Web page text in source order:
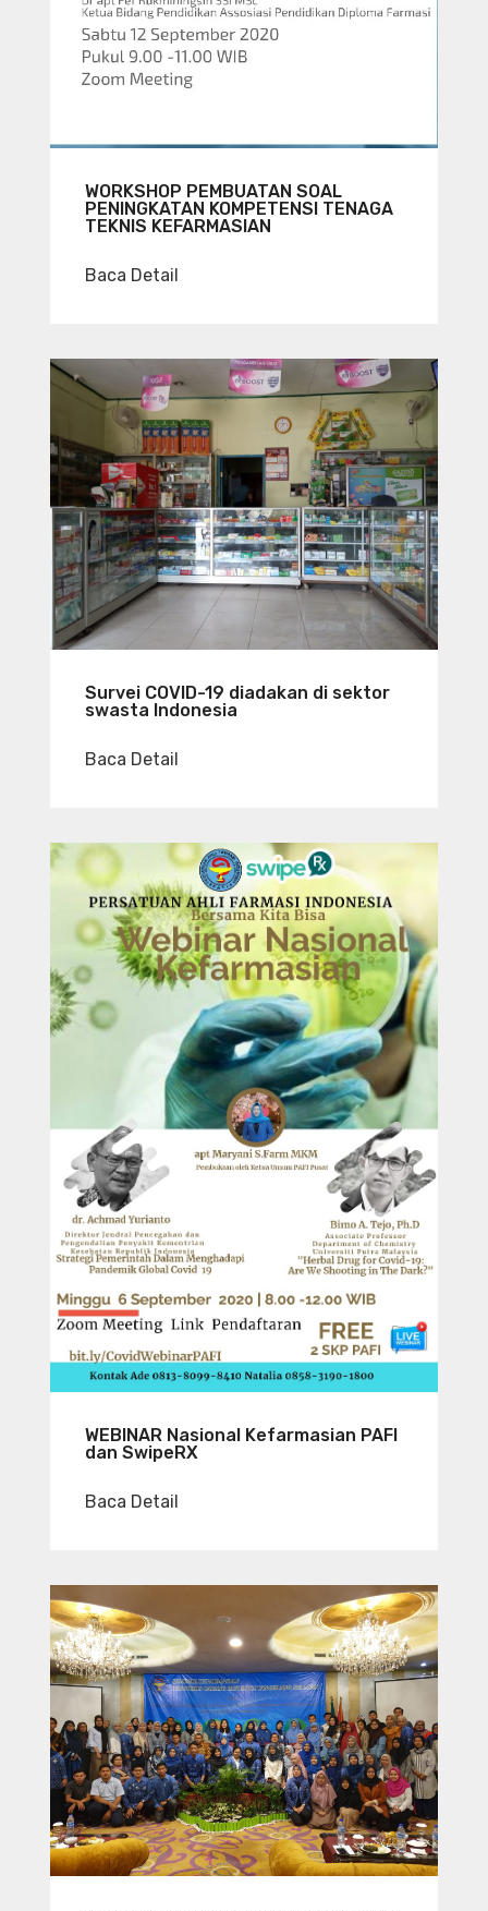
WORKSHOP PEMBUATAN SOAL
PENINGKATAN KOMPETENSI TENAGA
TEKNIS KEFARMASIAN
Baca Detail
Survei COVID-19 diadakan di sektor
swasta Indonesia
Baca Detail
WEBINAR Nasional Kefarmasian PAFI
dan SwipeRX
Baca Detail